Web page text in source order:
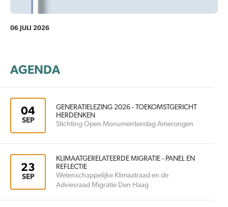
06 JULI 2026
AGENDA
04
SEP
GENERATIELEZING 2026 - TOEKOMSTGERICHT
HERDENKEN
Stichting Open Monumentendag Amerongen
23
SEP
KLIMAATGERELATEERDE MIGRATIE - PANEL EN
REFLECTIE
Wetenschappelijke Klimaatraad en de
Adviesraad Migratie Den Haag